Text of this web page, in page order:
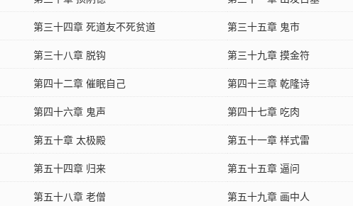
第三十四章 死道友不死贫道 第三十五章 鬼市
第三十八章 脱钩 第三十九章 摸金符
第四十二章 催眠自己 第四十三章 乾隆诗
第四十六章 鬼声 第四十七章 吃肉
第五十章 太极殿 第五十一章 样式雷
第五十四章 归来 第五十五章 逼问
第五十八章 老僧 第五十九章 画中人